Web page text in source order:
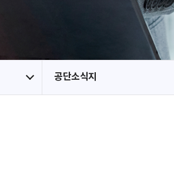
공단소식지